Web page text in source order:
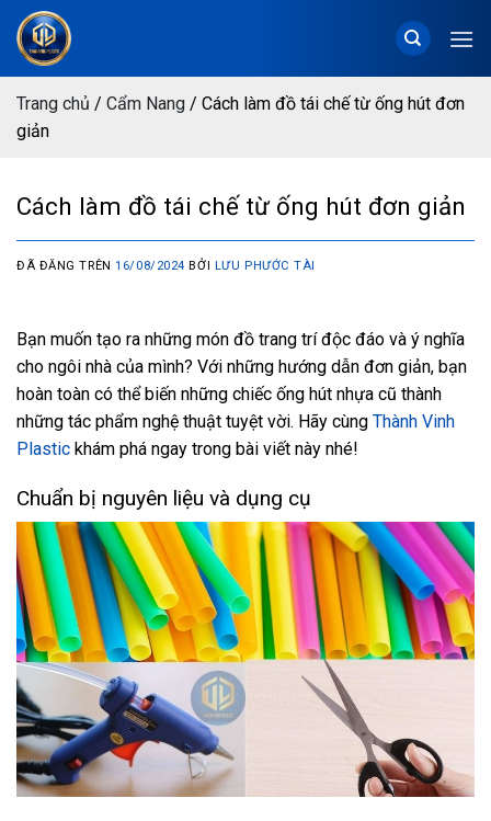
Chuyển
đến
dungTrang chủ / Cẩm Nang / Cách làm đồ tái chế từ ống hút đơn
giản
Cách làm đồ tái chế từ ống hút đơn giản
ĐÃ ĐĂNG TRÊN16/08/2024 BỞI LƯU PHƯỚC TÀI
Bạn muốn tạo ra những món đồ trang trí độc đáo và ý nghĩa
cho ngôi nhà của mình? Với những hướng dẫn đơn giản, bạn
hoàn toàn có thể biến những chiếc ống hút nhựa cũ thành
những tác phẩm nghệ thuật tuyệt vời. Hãy cùng Thành Vinh
Plastic khám phá ngay trong bài viết này nhé!
Chuẩn bị nguyên liệu và dụng cụ